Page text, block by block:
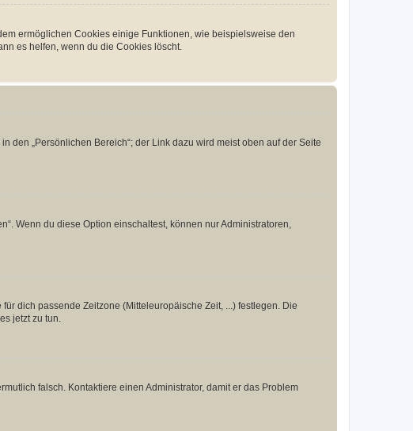
ermöglichen Cookies einige Funktionen, wie beispielsweise den
es helfen, wenn du die Cookies löscht.
„Persönlichen Bereich“; der Link dazu wird meist oben auf der Seite
Wenn du diese Option einschaltest, können nur Administratoren,
dich passende Zeitzone (Mitteleuropäische Zeit, ...) festlegen. Die
jetzt zu tun.
falsch. Kontaktiere einen Administrator, damit er das Problem